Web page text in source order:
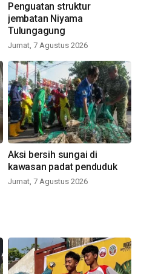
Penguatan struktur
jembatan Niyama
Tulungagung
Jumat, 7 Agustus 2026
Aksi bersih sungai di
kawasan padat penduduk
Jumat, 7 Agustus 2026